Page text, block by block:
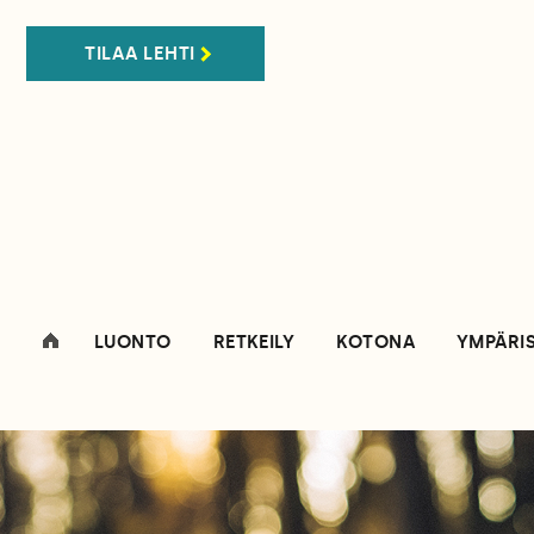
TILAA LEHTI
LUONTO RETKEILY KOTONA